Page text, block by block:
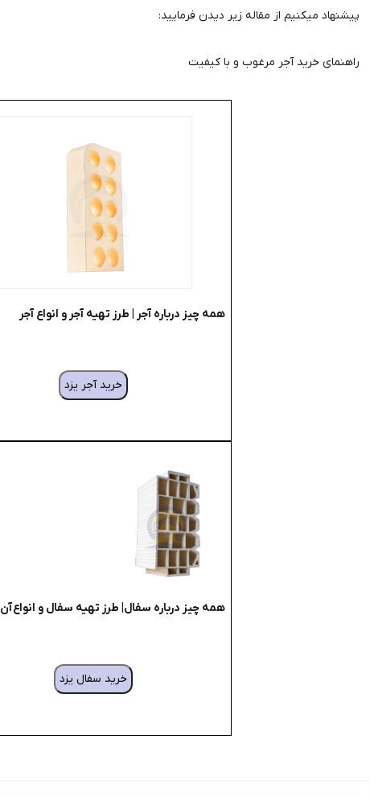
پیشنهاد میکنیم از مقاله زیر دیدن فرمایید:
راهنمای خرید آجر مرغوب و با کیفیت
همه چیز درباره آجر | طرز تهیه آجر و انواع آجر
خرید آجر یزد
همه چیز درباره سفال| طرز تهیه سفال و انواع آن
خرید سفال یزد